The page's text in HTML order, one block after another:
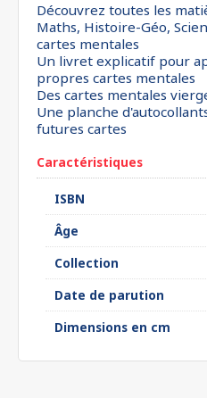
Découvrez toutes les
Maths, Histoire-Géo,
cartes mentales
Un livret explicatif pour
propres cartes mentales
Des cartes mentales
Une planche
futures cartes
Caractéristiques
ISBN
Âge
Collection
Date de parution
Dimensions en cm